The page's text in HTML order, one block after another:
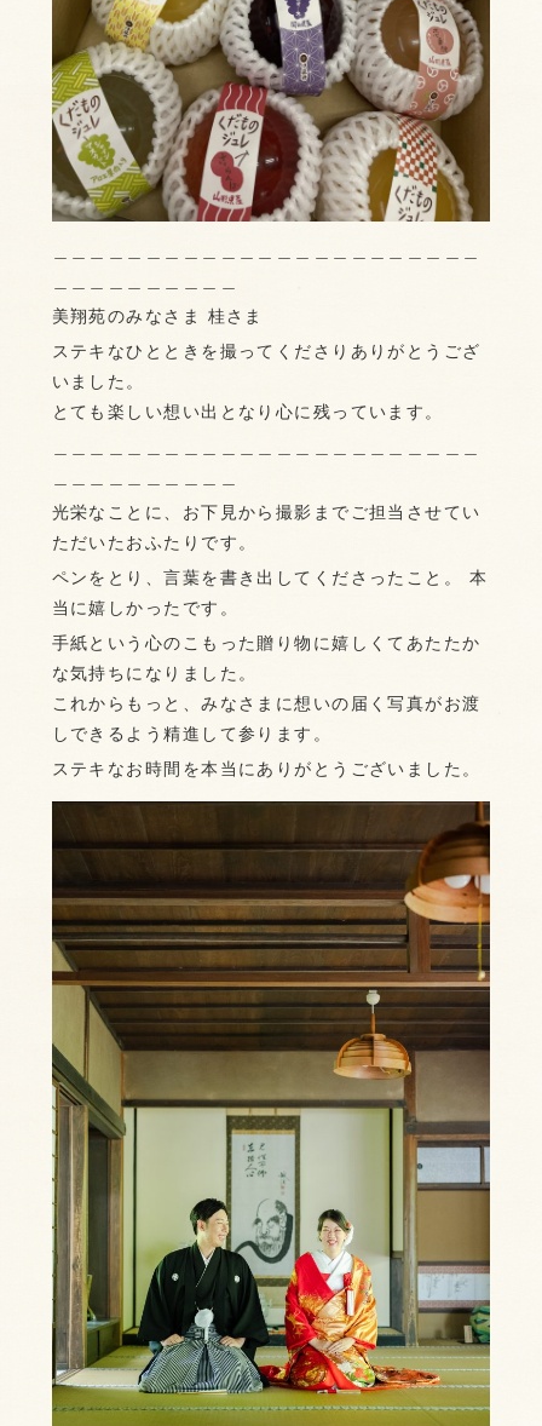
美翔苑のみなさま 桂さま
ステキなひとときを撮ってくださりありがとうござ
いました。
とても楽しい想い出となり心に残っています。
光栄なことに、お下見から撮影までご担当させてい
ただいたおふたりです。
ペンをとり、言葉を書き出してくださったこと。 本
当に嬉しかったです。
手紙という心のこもった贈り物に嬉しくてあたたか
な気持ちになりました。
これからもっと、みなさまに想いの届く写真がお渡
しできるよう精進して参ります。
ステキなお時間を本当にありがとうございました。